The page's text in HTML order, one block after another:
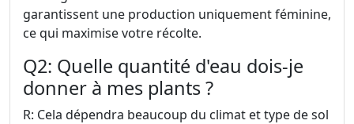
garantissent une production uniquement féminine,
ce qui maximise votre récolte.
Q2: Quelle quantité d'eau dois-je
donner à mes plants ?
R: Cela dépendra beaucoup du climat et type de sol